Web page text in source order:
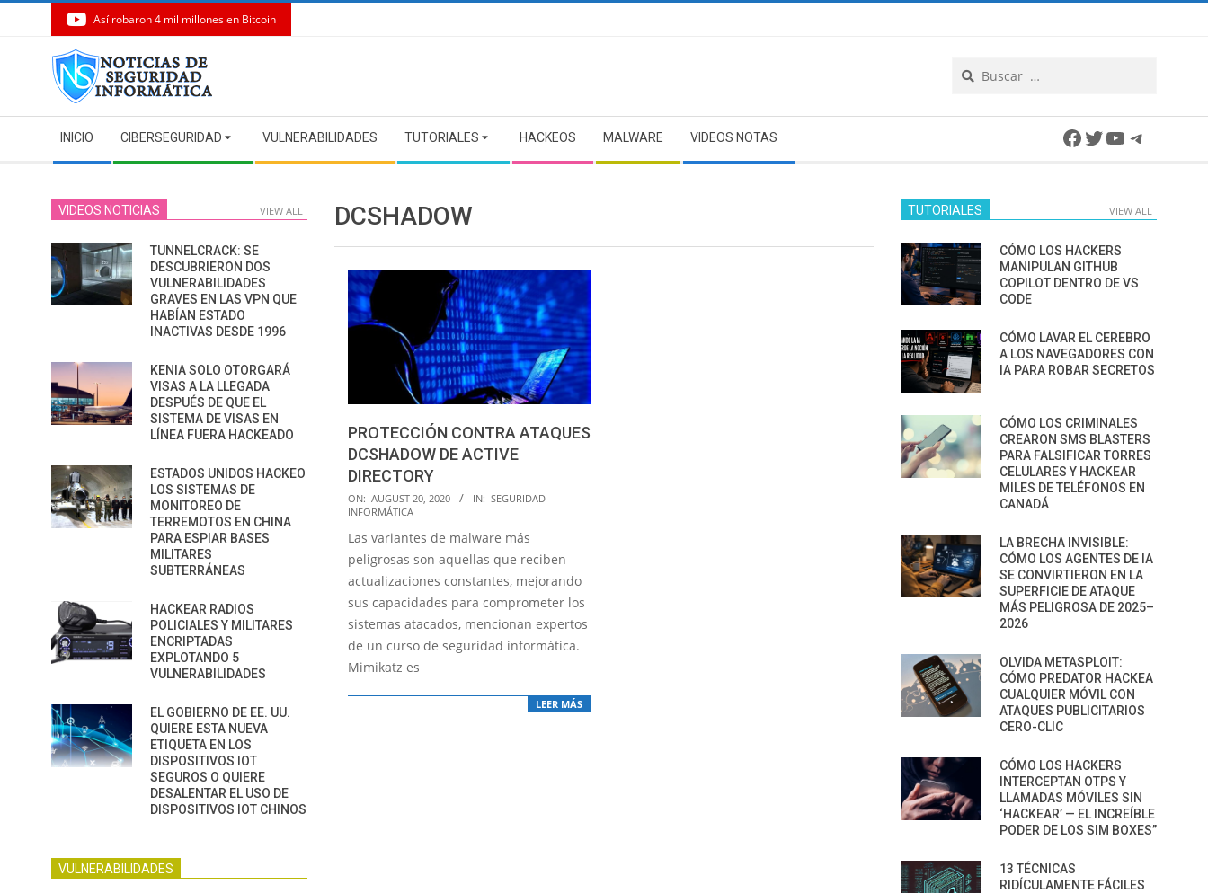
Así robaron 4 mil millones en Bitcoin
Navigation
Menu
INICIO CIBERSEGURIDAD VULNERABILIDADES TUTORIALES HACKEOS MALWARE VIDEOS NOTAS Facebook
Twitter
YouTube
DCSHADOW
PROTECCIÓN CONTRA ATAQUES
DCSHADOW DE ACTIVE
DIRECTORY
2020-
08-
20
ON: AUGUST 20, 2020 IN: SEGURIDAD
INFORMÁTICA
Las variantes de malware más
peligrosas son aquellas que reciben
actualizaciones constantes, mejorando
sus capacidades para comprometer los
sistemas atacados, mencionan expertos
de un curso de seguridad informática.
Mimikatz es
LEER MÁS
VIDEOS NOTICIAS VIEW ALL
TUNNELCRACK: SE
DESCUBRIERON DOS
VULNERABILIDADES
GRAVES EN LAS VPN QUE
HABÍAN ESTADO
INACTIVAS DESDE 1996
KENIA SOLO OTORGARÁ
VISAS A LA LLEGADA
DESPUÉS DE QUE EL
SISTEMA DE VISAS EN
LÍNEA FUERA HACKEADO
ESTADOS UNIDOS HACKEO
LOS SISTEMAS DE
MONITOREO DE
TERREMOTOS EN CHINA
PARA ESPIAR BASES
MILITARES
SUBTERRÁNEAS
HACKEAR RADIOS
POLICIALES Y MILITARES
ENCRIPTADAS
EXPLOTANDO 5
VULNERABILIDADES
EL GOBIERNO DE EE. UU.
QUIERE ESTA NUEVA
ETIQUETA EN LOS
DISPOSITIVOS IOT
SEGUROS O QUIERE
DESALENTAR EL USO DE
DISPOSITIVOS IOT CHINOS
VULNERABILIDADES
TUTORIALES VIEW ALL
CÓMO LOS HACKERS
MANIPULAN GITHUB
COPILOT DENTRO DE VS
CODE
CÓMO LAVAR EL CEREBRO
A LOS NAVEGADORES CON
IA PARA ROBAR SECRETOS
CÓMO LOS CRIMINALES
CREARON SMS BLASTERS
PARA FALSIFICAR TORRES
CELULARES Y HACKEAR
MILES DE TELÉFONOS EN
CANADÁ
LA BRECHA INVISIBLE:
CÓMO LOS AGENTES DE IA
SE CONVIRTIERON EN LA
SUPERFICIE DE ATAQUE
MÁS PELIGROSA DE 2025–
2026
OLVIDA METASPLOIT:
CÓMO PREDATOR HACKEA
CUALQUIER MÓVIL CON
ATAQUES PUBLICITARIOS
CERO-CLIC
CÓMO LOS HACKERS
INTERCEPTAN OTPS Y
LLAMADAS MÓVILES SIN
‘HACKEAR’ — EL INCREÍBLE
PODER DE LOS SIM BOXES”
13 TÉCNICAS
RIDÍCULAMENTE FÁCILES